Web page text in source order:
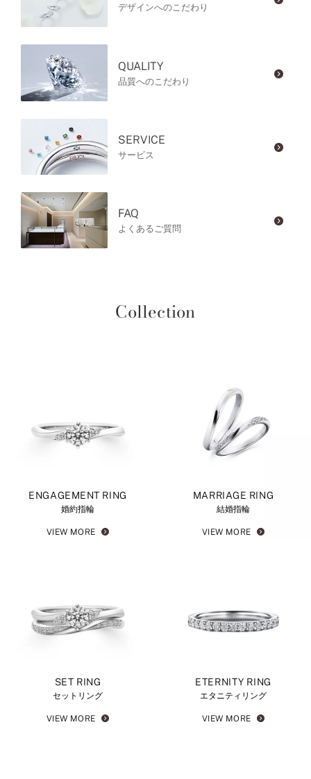
デザインへのこだわり
QUALITY
品質へのこだわり
SERVICE
サービス
FAQ
よくあるご質問
Collection
ENGAGEMENT RING
婚約指輪
VIEW MORE
MARRIAGE RING
結婚指輪
VIEW MORE
SET RING
セットリング
VIEW MORE
ETERNITY RING
エタニティリング
VIEW MORE